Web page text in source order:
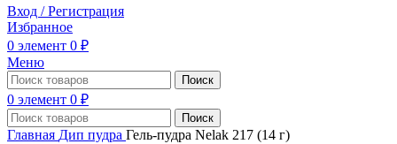
Вход / Регистрация
Избранное
0 элемент 0 ₽
Меню
Поиск
0 элемент 0 ₽
Поиск
Главная Дип пудра Гель-пудра Nelak 217 (14 г)